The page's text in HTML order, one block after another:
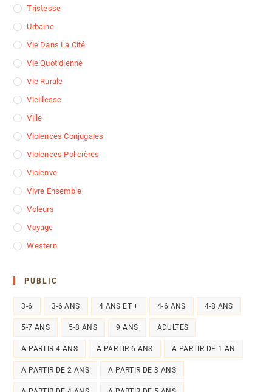
Tristesse
Urbaine
Vie Dans La Cité
Vie Quotidienne
Vie Rurale
Vieillesse
Ville
Violences Conjugales
Violences Policières
Violenve
Vivre Ensemble
Voleurs
Voyage
Western
PUBLIC
3-6 3-6 ANS 4 ANS ET + 4-6 ANS 4-8 ANS
5-7 ANS 5-8 ANS 9 ANS ADULTES
A PARTIR 4 ANS A PARTIR 6 ANS A PARTIR DE 1 AN
A PARTIR DE 2 ANS A PARTIR DE 3 ANS